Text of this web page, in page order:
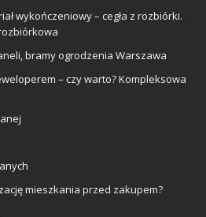
wykończeniowy – cegła z rozbiórki.
bramy ogrodzenia Warszawa
– czy warto? Kompleksowa
mieszkania przed zakupem?